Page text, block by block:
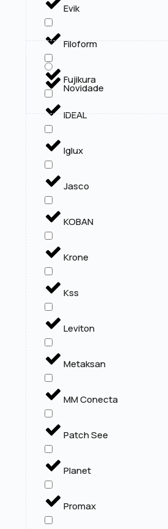
Evik
Filoform
Fujikura
IDEAL
Iglux
Jasco
KOBAN
Krone
Kss
Leviton
Metaksan
MM Conecta
Patch See
Planet
Promax
Novidade